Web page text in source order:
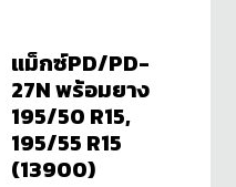
แม็กซ์PD/PD-
27N พร้อมยาง
195/50 R15,
195/55 R15
(13900)